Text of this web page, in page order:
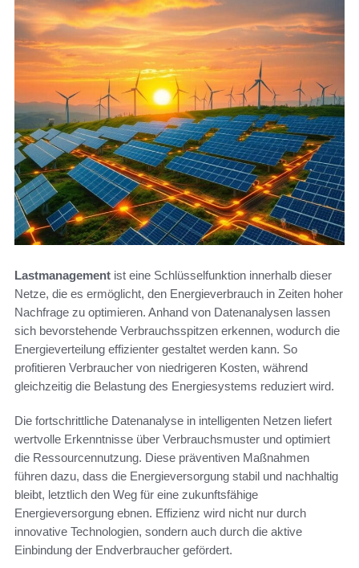
Lastmanagement ist eine Schlüsselfunktion innerhalb dieser
Netze, die es ermöglicht, den Energieverbrauch in Zeiten hoher
Nachfrage zu optimieren. Anhand von Datenanalysen lassen
sich bevorstehende Verbrauchsspitzen erkennen, wodurch die
Energieverteilung effizienter gestaltet werden kann. So
profitieren Verbraucher von niedrigeren Kosten, während
gleichzeitig die Belastung des Energiesystems reduziert wird.
Die fortschrittliche Datenanalyse in intelligenten Netzen liefert
wertvolle Erkenntnisse über Verbrauchsmuster und optimiert
die Ressourcennutzung. Diese präventiven Maßnahmen
führen dazu, dass die Energieversorgung stabil und nachhaltig
bleibt, letztlich den Weg für eine zukunftsfähige
Energieversorgung ebnen. Effizienz wird nicht nur durch
innovative Technologien, sondern auch durch die aktive
Einbindung der Endverbraucher gefördert.